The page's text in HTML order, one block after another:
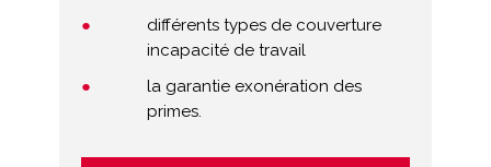
différents types de couverture
incapacité de travail
la garantie exonération des
primes.